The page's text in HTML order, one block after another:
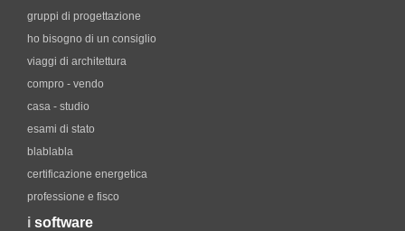
gruppi di progettazione
ho bisogno di un consiglio
viaggi di architettura
compro - vendo
casa - studio
esami di stato
blablabla
certificazione energetica
professione e fisco
i software